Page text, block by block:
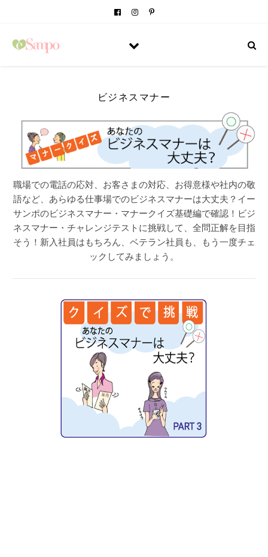
ビジネスマナー
職場での電話の応対、お客さまの対応、お得意様や社内の敬
語など、あらゆる仕事場でのビジネスマナーは大丈夫？イー
サンポのビジネスマナー・マナークイズ基礎編で確認！ビジ
ネスマナー・チャレンジテストに挑戦して、全問正解を目指
そう！新入社員はもちろん、ベテラン社員も、もう一度チェ
ックしてみましょう。